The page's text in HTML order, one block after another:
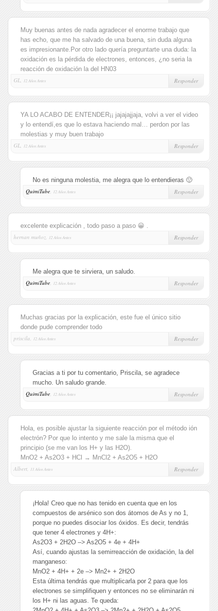
Muy buenas antes de nada agradecer el enorme trabajo que
has echo, que me ha salvado de una buena, sin duda alguna
es impresionante.Por otro lado quería preguntarte una duda: la
oxidación es la pérdida de electrones, entonces, ¿no seria la
reacción de oxidación la del HN03
GL,
12 Años Antes Responder
YA LO ACABO DE ENTENDER¡¡ jajajajjaja, volvi a ver el video
y lo entendí,es que lo estava haciendo mal… perdon por las
molestias y muy buen trabajo
GL,
12 Años Antes Responder
No es ninguna molestia, me alegra que lo entendieras 🙂
QuimiTube, 12 Años Antes Responder
excelente explicación , todo paso a paso 😀 .
hernan muñoz,
12 Años Antes Responder
Me alegra que te sirviera, un saludo.
QuimiTube, 12 Años Antes Responder
Muchas gracias por la explicación, este fue el único sitio
donde pude comprender todo
priscila,
12 Años Antes Responder
Gracias a ti por tu comentario, Priscila, se agradece
mucho. Un saludo grande.
QuimiTube, 12 Años Antes Responder
Hola, es posible ajustar la siguiente reacción por el método ión
electrón? Por que lo intento y me sale la misma que el
principio (se me van los H+ y las H2O).
MnO2 + As2O3 + HCl → MnCl2 + As2O5 + H2O
Albert,
11 Años Antes Responder
¡Hola! Creo que no has tenido en cuenta que en los
compuestos de arsénico son dos átomos de As y no 1,
porque no puedes disociar los óxidos. Es decir, tendrás
que tener 4 electrones y 4H+:
As2O3 + 2H2O –> As2O5 + 4e + 4H+
Así, cuando ajustas la semirreacción de oxidación, la del
manganeso:
MnO2 + 4H+ + 2e –> Mn2+ + 2H2O
Esta última tendrás que multiplicarla por 2 para que los
electrones se simplifiquen y entonces no se eliminarán ni
los H+ ni las aguas. Te queda: